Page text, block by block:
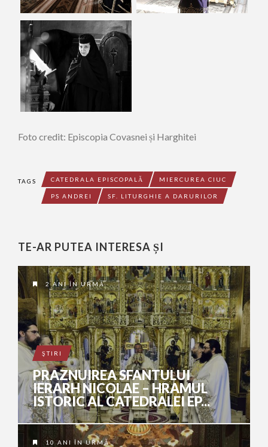
Foto credit: Episcopia Covasnei și Harghitei
TAGS CATEDRALA EPISCOPALĂ MIERCUREA CIUC
PS ANDREI SF. LITURGHIE A DARURILOR
TE-AR PUTEA INTERESA ȘI
2 ANI ÎN URMĂ
ŞTIRI
PRAZNUIREA SFANTULUI
IERARH NICOLAE – HRAMUL
ISTORIC AL CATEDRALEI EP...
10 ANI ÎN URMĂ